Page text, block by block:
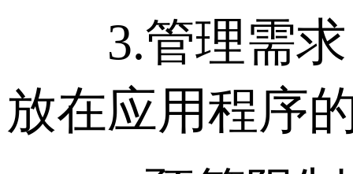
3.管理需求
放在应用程序